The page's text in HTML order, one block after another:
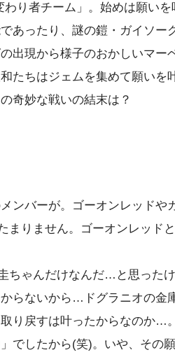
り者チーム」。始めは願いを
あったり、謎の鎧・ガイソー
出現から様子のおかしいマー
たちはジェムを集めて願いを
奇妙な戦いの結末は？
ンバーが。ゴーオンレッドや
まりません。ゴーオンレッド
ちゃんだけなんだ…と思った
らないから…ドグラニオの金
り戻すは叶ったからなのか…
でしたから(笑)。いや、その